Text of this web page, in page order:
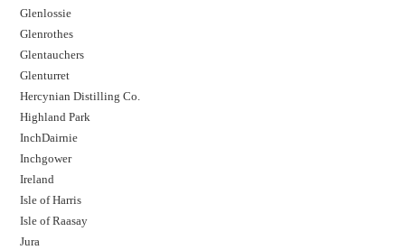
Glenlossie
Glenrothes
Glentauchers
Glenturret
Hercynian Distilling Co.
Highland Park
InchDairnie
Inchgower
Ireland
Isle of Harris
Isle of Raasay
Jura